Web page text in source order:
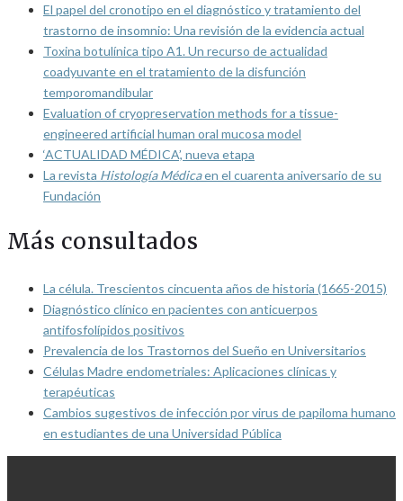
El papel del cronotipo en el diagnóstico y tratamiento del
trastorno de insomnio: Una revisión de la evidencia actual
Toxina botulínica tipo A1. Un recurso de actualidad
coadyuvante en el tratamiento de la disfunción
temporomandibular
Evaluation of cryopreservation methods for a tissue-
engineered artificial human oral mucosa model
‘ACTUALIDAD MÉDICA’, nueva etapa
La revista Histología Médicaen el cuarenta aniversario de su
Fundación
Más consultados
La célula. Trescientos cincuenta años de historia (1665-2015)
Diagnóstico clínico en pacientes con anticuerpos
antifosfolípidos positivos
Prevalencia de los Trastornos del Sueño en Universitarios
Células Madre endometriales: Aplicaciones clínicas y
terapéuticas
Cambios sugestivos de infección por virus de papiloma humano
en estudiantes de una Universidad Pública